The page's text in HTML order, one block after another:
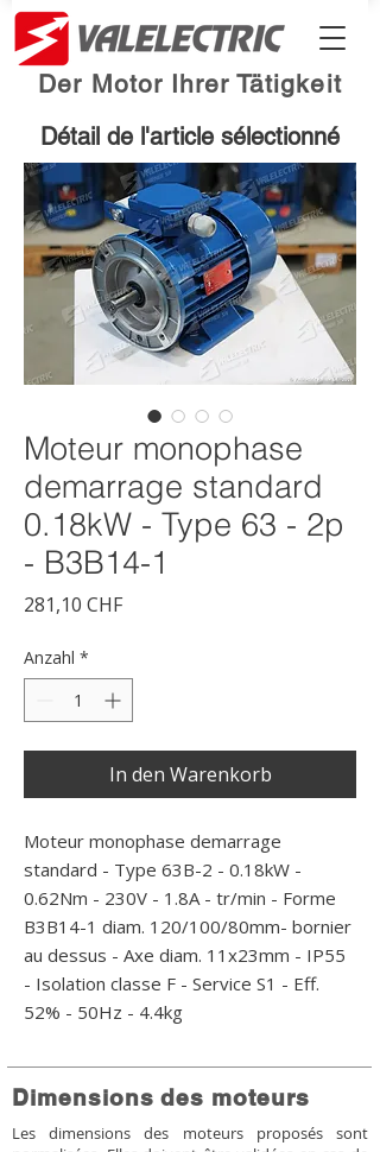
Der Motor Ihrer Tätigkeit
Détail de l'article sélectionné
Moteur monophase
demarrage standard
0.18kW - Type 63 - 2p
- B3B14-1
281,10 CHFPreis
Anzahl *
In den Warenkorb
Moteur monophase demarrage
standard - Type 63B-2 - 0.18kW -
0.62Nm - 230V - 1.8A - tr/min - Forme
B3B14-1 diam. 120/100/80mm- bornier
au dessus - Axe diam. 11x23mm - IP55
- Isolation classe F - Service S1 - Eff.
52% - 50Hz - 4.4kg
Dimensions des moteurs
Les dimensions des moteurs proposés sont